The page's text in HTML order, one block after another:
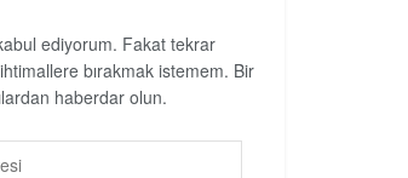
ediyorum. Fakat tekrar
bırakmak istemem. Bir
haberdar olun.